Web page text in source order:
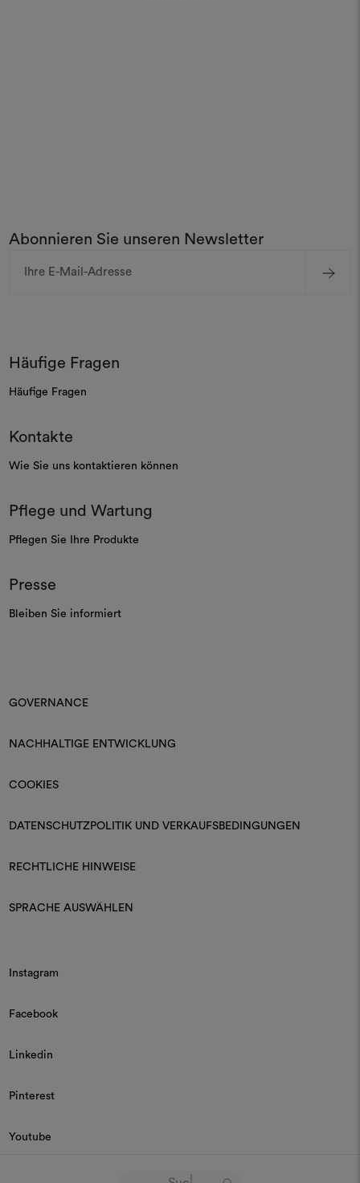
Abonnieren Sie unseren Newsletter
Mail-
Häufige Fragen
Häufige Fragen
Kontakte
Wie Sie uns kontaktieren können
Pflege und Wartung
Pflegen Sie Ihre Produkte
Presse
Bleiben Sie informiert
GOVERNANCE
NACHHALTIGE ENTWICKLUNG
COOKIES
DATENSCHUTZPOLITIK UND VERKAUFSBEDINGUNGEN
RECHTLICHE HINWEISE
SPRACHE AUSWÄHLEN
Instagram
Facebook
Linkedin
Pinterest
Youtube
© 2026 Dedar P.IVA 03187590157